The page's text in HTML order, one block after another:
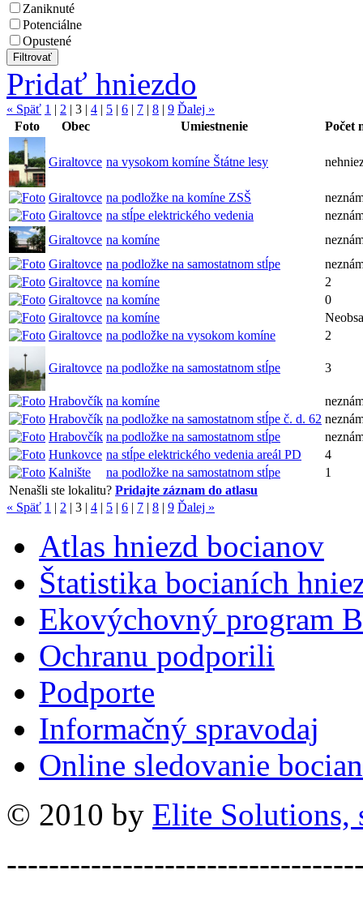
Zaniknuté
Potenciálne
Opustené
Pridať hniezdo
« Späť 1 | 2 | 3 | 4 | 5 | 6 | 7 | 8 | 9 Ďalej »
Foto
Obec Umiestnenie Počet
Giraltovce na vysokom komíne Štátne lesy
Giraltovce na podložke na komíne ZSŠ
Giraltovce na stĺpe elektrického vedenia
Giraltovce na komíne
Giraltovce na podložke na samostatnom stĺpe
Giraltovce na komíne
2
Giraltovce na komíne
0
Giraltovce na komíne
Giraltovce na podložke na vysokom komíne 2
Giraltovce na podložke na samostatnom stĺpe 3
Hrabovčík na komíne
Hrabovčík na podložke na samostatnom stĺpe č. d. 62
Hrabovčík na podložke na samostatnom stĺpe
Hunkovce na stĺpe elektrického vedenia areál PD
4
Kalnište
na podložke na samostatnom stĺpe
1
Nenašli ste lokalitu? Pridajte záznam do atlasu
« Späť 1 | 2 | 3 | 4 | 5 | 6 | 7 | 8 | 9 Ďalej »
Atlas hniezd bocianov
Štatistika bocianích
Ekovýchovný program
Ochranu podporili
Podporte
Informačný spravodaj
Online sledovanie
© 2010 by Elite Solutions,